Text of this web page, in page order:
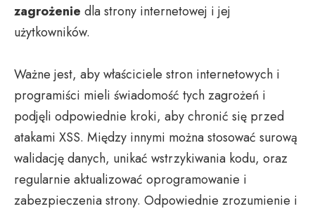
zagrożenie dla strony internetowej i jej
użytkowników.
Ważne jest, aby właściciele stron internetowych i
programiści mieli świadomość tych zagrożeń i
podjęli odpowiednie kroki, aby chronić się przed
atakami XSS. Między innymi można stosować surową
walidację danych, unikać wstrzykiwania kodu, oraz
regularnie aktualizować oprogramowanie i
zabezpieczenia strony. Odpowiednie zrozumienie i